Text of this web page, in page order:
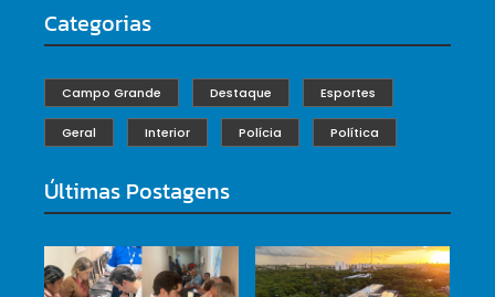
Categorias
Campo Grande Destaque Esportes
Geral Interior Polícia Política
Últimas Postagens